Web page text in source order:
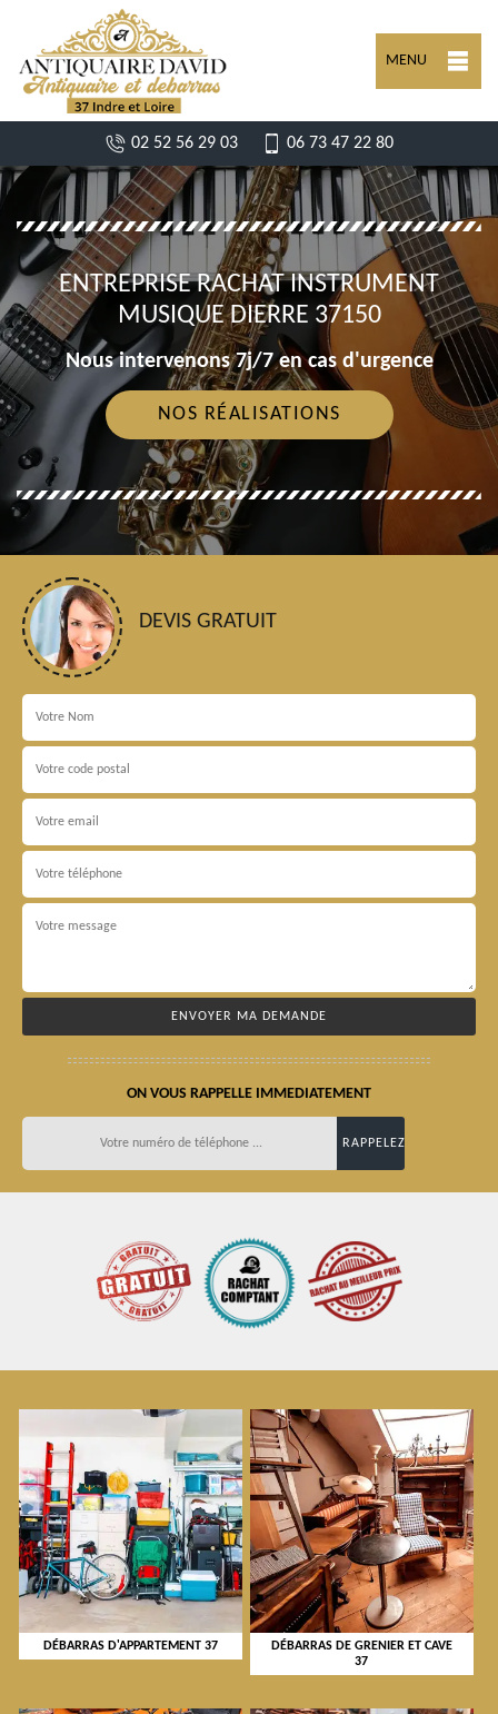
MENU
02 52 56 29 03 06 73 47 22 80
ENTREPRISE RACHAT INSTRUMENT
MUSIQUE DIERRE 37150
Nous intervenons 7j/7 en cas d'urgence
NOS RÉALISATIONS
DEVIS GRATUIT
ON VOUS RAPPELLE IMMEDIATEMENT
DÉBARRAS D'APPARTEMENT 37
DÉBARRAS DE GRENIER ET CAVE
37